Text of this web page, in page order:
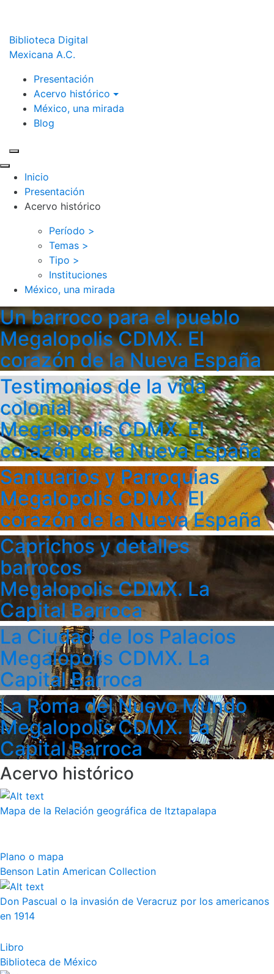
Biblioteca Digital
Mexicana A.C.
Presentación
Acervo histórico
México, una mirada
Blog
Inicio
Presentación
Acervo histórico
Período >
Temas >
Tipo >
Instituciones
México, una mirada
Un barroco para el pueblo
Megalopolis CDMX. El
corazón de la Nueva España
Testimonios de la vida
colonial
Megalopolis CDMX. El
corazón de la Nueva España
Santuarios y Parroquias
Megalopolis CDMX. El
corazón de la Nueva España
Caprichos y detalles
barrocos
Megalopolis CDMX. La
Capital Barroca
La Ciudad de los Palacios
Megalopolis CDMX. La
Capital Barroca
La Roma del Nuevo Mundo
Megalopolis CDMX. La
Capital Barroca
Acervo histórico
Mapa de la Relación geográfica de Itztapalapa
Plano o mapa
Benson Latin American Collection
Don Pascual o la invasión de Veracruz por los americanos
en 1914
Libro
Biblioteca de México